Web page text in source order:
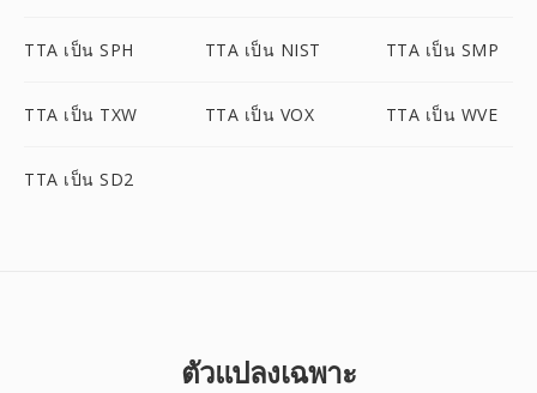
TTA เป็น SPH TTA เป็น NIST TTA เป็น SMP
TTA เป็น TXW TTA เป็น VOX TTA เป็น WVE
TTA เป็น SD2
ตัวแปลงเฉพาะ